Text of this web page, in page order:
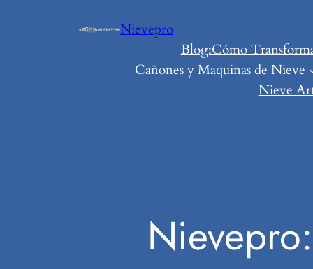
Nievepro
Blog:Cómo
Cañones y Maquinas de Nieve
Nieve